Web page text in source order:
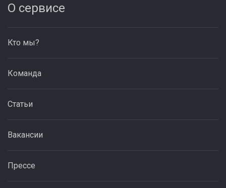
О сервисе
Кто мы?
Команда
Статьи
Вакансии
Прессе